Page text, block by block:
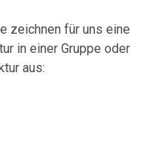
zeichnen für uns eine
in einer Gruppe oder
aus: